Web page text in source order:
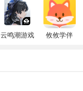
物
云鸣潮游戏 攸攸学伴